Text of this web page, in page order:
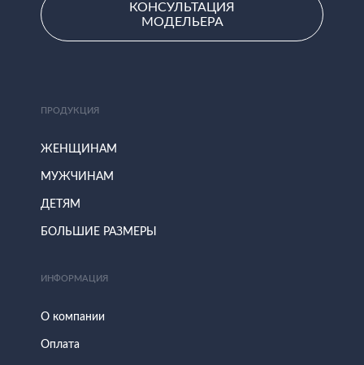
КОНСУЛЬТАЦИЯ
МОДЕЛЬЕРА
ПРОДУКЦИЯ
ЖЕНЩИНАМ
МУЖЧИНАМ
ДЕТЯМ
БОЛЬШИЕ РАЗМЕРЫ
ИНФОРМАЦИЯ
О компании
Оплата